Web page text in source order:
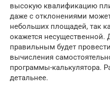
высокую квалификацию
даже с отклонениями
небольших площадей, так
окажется несущественной.
правильным будет
вычисления
программы-калькулятора.
детальнее.